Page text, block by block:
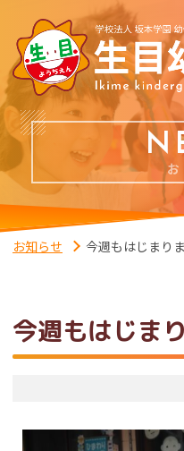
お知らせ 今週もはじまり
今週もはじま